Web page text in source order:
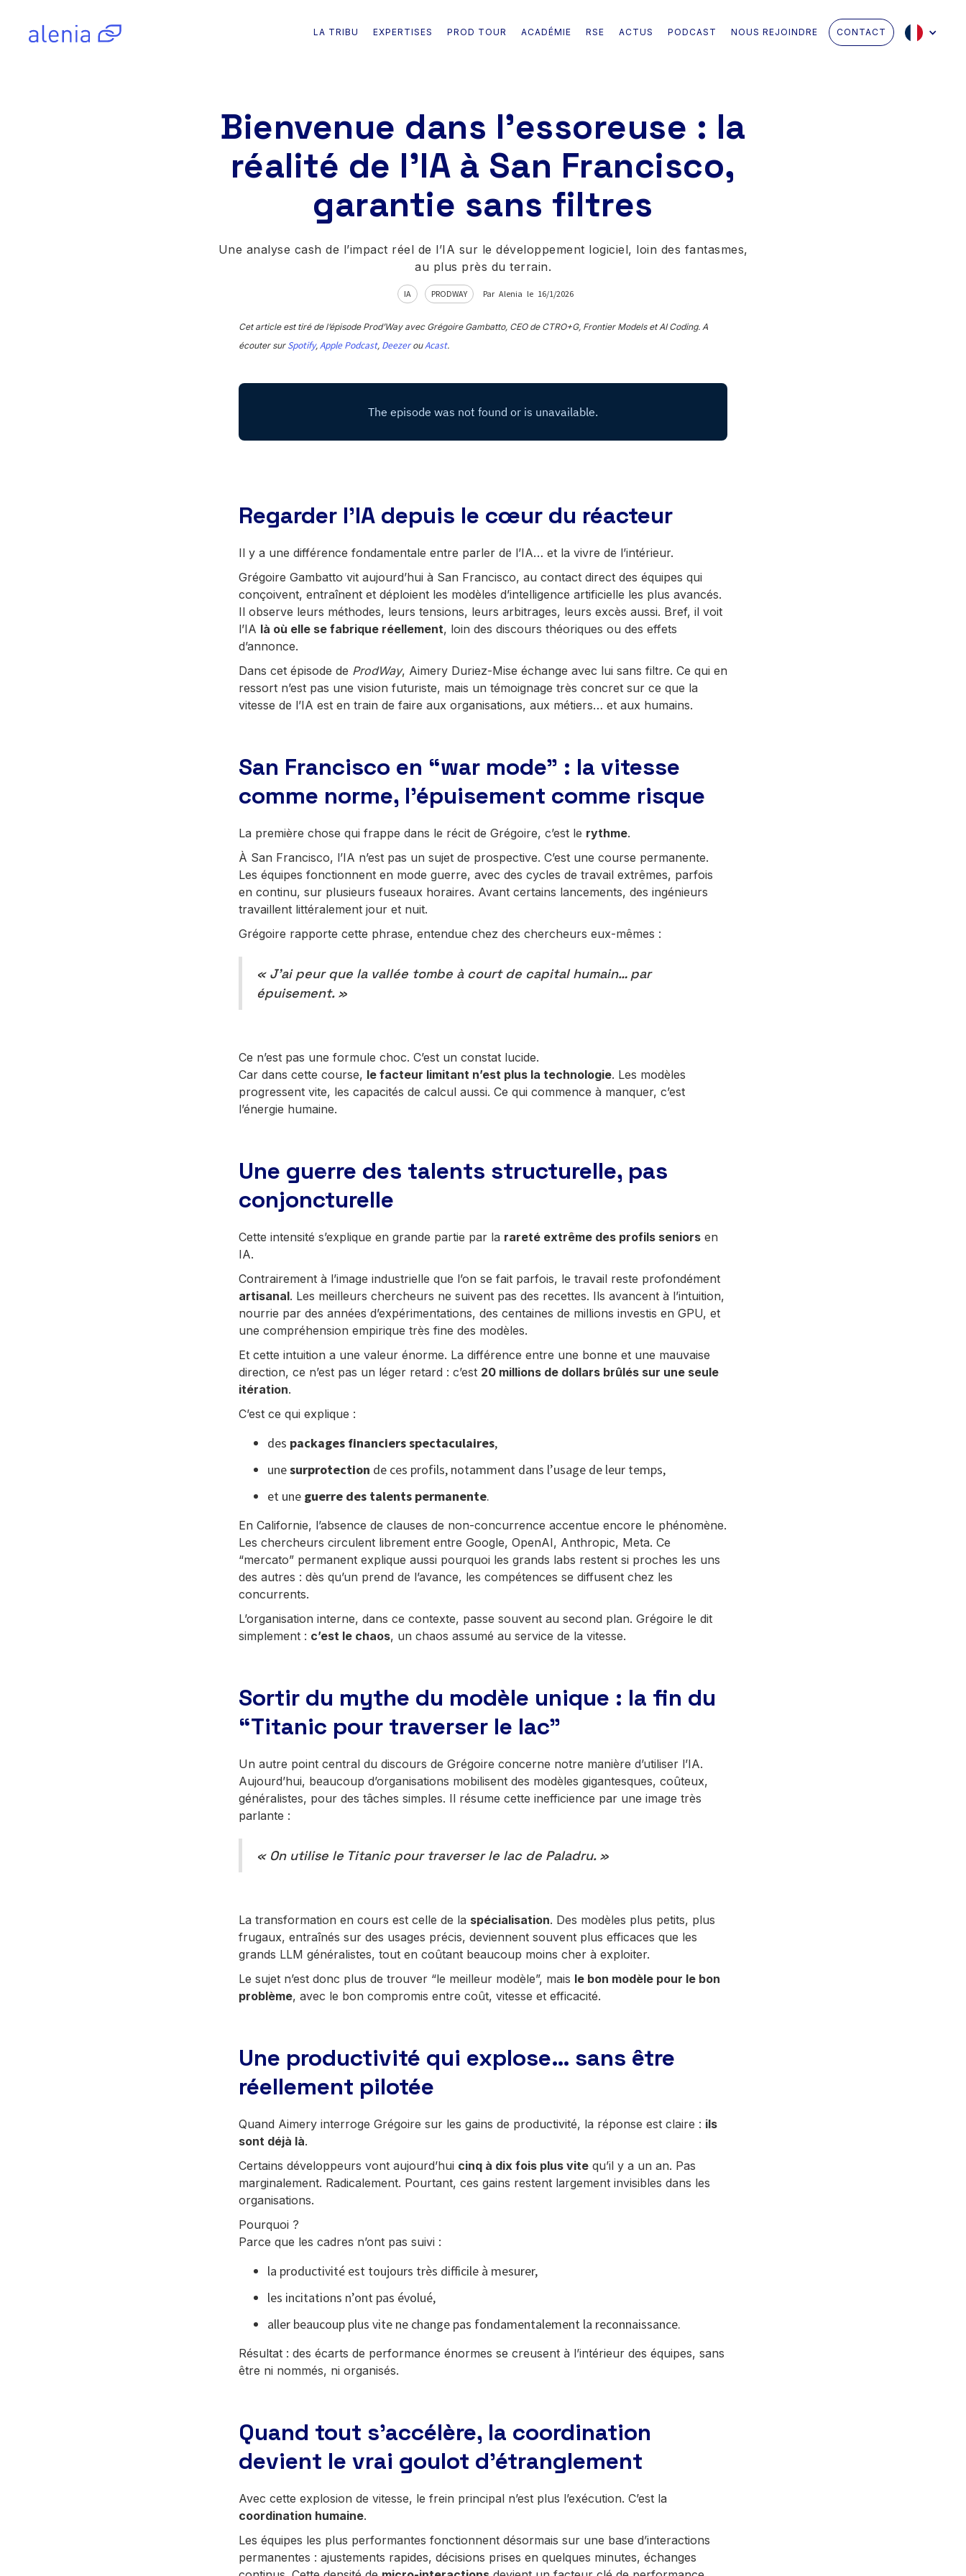
LA TRIBU EXPERTISES PROD TOUR ACADÉMIE RSE ACTUS PODCAST NOUS REJOINDRE CONTACT
Bienvenue dans l'essoreuse : la
réalité de l'IA à San Francisco,
garantie sans filtres
Une analyse cash de l’impact réel de l’IA sur le développement logiciel, loin des fantasmes,
au plus près du terrain.
IA PRODWAY Par Alenia le 16/1/2026
Cet article est tiré de l’épisode Prod’Way avec Grégoire Gambatto, CEO de CTRO+G, Frontier Models et AI Coding. A
écouter sur Spotify, Apple Podcast, DeezerouAcast.
Regarder l’IA depuis le cœur du réacteur
Il y a une différence fondamentale entre parler de l’IA… et la vivre de l’intérieur.
Grégoire Gambatto vit aujourd’hui à San Francisco, au contact direct des équipes qui
conçoivent, entraînent et déploient les modèles d’intelligence artificielle les plus avancés.
Il observe leurs méthodes, leurs tensions, leurs arbitrages, leurs excès aussi. Bref, il voit
l’IA là où elle se fabrique réellement, loin des discours théoriques ou des effets
d’annonce.
Dans cet épisode de ProdWay, Aimery Duriez-Mise échange avec lui sans filtre. Ce qui en
ressort n’est pas une vision futuriste, mais un témoignage très concret sur ce que la
vitesse de l’IA est en train de faire aux organisations, aux métiers… et aux humains.
San Francisco en “war mode” : la vitesse
comme norme, l’épuisement comme risque
La première chose qui frappe dans le récit de Grégoire, c’est le rythme.
À San Francisco, l’IA n’est pas un sujet de prospective. C’est une course permanente.
Les équipes fonctionnent en mode guerre, avec des cycles de travail extrêmes, parfois
en continu, sur plusieurs fuseaux horaires. Avant certains lancements, des ingénieurs
travaillent littéralement jour et nuit.
Grégoire rapporte cette phrase, entendue chez des chercheurs eux-mêmes :
« J’ai peur que la vallée tombe à court de capital humain… par
épuisement. »
Ce n’est pas une formule choc. C’est un constat lucide.
Car dans cette course, le facteur limitant n’est plus la technologie. Les modèles
progressent vite, les capacités de calcul aussi. Ce qui commence à manquer, c’est
l’énergie humaine.
Une guerre des talents structurelle, pas
conjoncturelle
Cette intensité s’explique en grande partie par la rareté extrême des profils seniors en
IA.
Contrairement à l’image industrielle que l’on se fait parfois, le travail reste profondément
artisanal. Les meilleurs chercheurs ne suivent pas des recettes. Ils avancent à l’intuition,
nourrie par des années d’expérimentations, des centaines de millions investis en GPU, et
une compréhension empirique très fine des modèles.
Et cette intuition a une valeur énorme. La différence entre une bonne et une mauvaise
direction, ce n’est pas un léger retard : c’est 20 millions de dollars brûlés sur une seule
itération.
C’est ce qui explique :
des packages financiers spectaculaires,
unesurprotection de ces profils, notamment dans l’usage de leur temps,
et une guerre des talents permanente.
En Californie, l’absence de clauses de non-concurrence accentue encore le phénomène.
Les chercheurs circulent librement entre Google, OpenAI, Anthropic, Meta. Ce
“mercato” permanent explique aussi pourquoi les grands labs restent si proches les uns
des autres : dès qu’un prend de l’avance, les compétences se diffusent chez les
concurrents.
L’organisation interne, dans ce contexte, passe souvent au second plan. Grégoire le dit
simplement : c’est le chaos, un chaos assumé au service de la vitesse.
Sortir du mythe du modèle unique : la fin du
“Titanic pour traverser le lac”
Un autre point central du discours de Grégoire concerne notre manière d’utiliser l’IA.
Aujourd’hui, beaucoup d’organisations mobilisent des modèles gigantesques, coûteux,
généralistes, pour des tâches simples. Il résume cette inefficience par une image très
parlante :
« On utilise le Titanic pour traverser le lac de Paladru. »
La transformation en cours est celle de la spécialisation. Des modèles plus petits, plus
frugaux, entraînés sur des usages précis, deviennent souvent plus efficaces que les
grands LLM généralistes, tout en coûtant beaucoup moins cher à exploiter.
Le sujet n’est donc plus de trouver “le meilleur modèle”, mais le bon modèle pour le bon
problème, avec le bon compromis entre coût, vitesse et efficacité.
Une productivité qui explose… sans être
réellement pilotée
Quand Aimery interroge Grégoire sur les gains de productivité, la réponse est claire : ils
sont déjà là.
Certains développeurs vont aujourd’hui cinq à dix fois plus vite qu’il y a un an. Pas
marginalement. Radicalement. Pourtant, ces gains restent largement invisibles dans les
organisations.
Pourquoi ?
Parce que les cadres n’ont pas suivi :
la productivité est toujours très difficile à mesurer,
les incitations n’ont pas évolué,
aller beaucoup plus vite ne change pas fondamentalement la reconnaissance.
Résultat : des écarts de performance énormes se creusent à l’intérieur des équipes, sans
être ni nommés, ni organisés.
Quand tout s’accélère, la coordination
devient le vrai goulot d’étranglement
Avec cette explosion de vitesse, le frein principal n’est plus l’exécution. C’est la
coordination humaine.
Les équipes les plus performantes fonctionnent désormais sur une base d’interactions
permanentes : ajustements rapides, décisions prises en quelques minutes, échanges